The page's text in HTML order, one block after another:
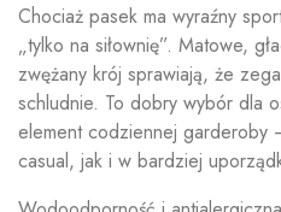
Chociaż pasek ma wyraźny
„tylko na siłownię”. Matowe,
zwężany krój sprawiają, że
schludnie. To dobry wybór dla
element codziennej garderoby
casual, jak i w bardziej